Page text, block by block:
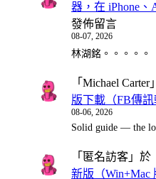
器，在 iPhone、
發佈留言
08-07, 2026
林湖銘。。。。。
「 Michael Carter
版下載（FB傳訊
08-06, 2026
Solid guide — the
「 匿名訪客 」於
新版（Win+Mac